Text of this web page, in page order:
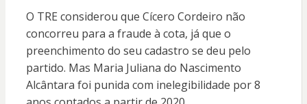
O TRE considerou que Cícero Cordeiro não
concorreu para a fraude à cota, já que o
preenchimento do seu cadastro se deu pelo
partido. Mas Maria Juliana do Nascimento
Alcântara foi punida com inelegibilidade por 8